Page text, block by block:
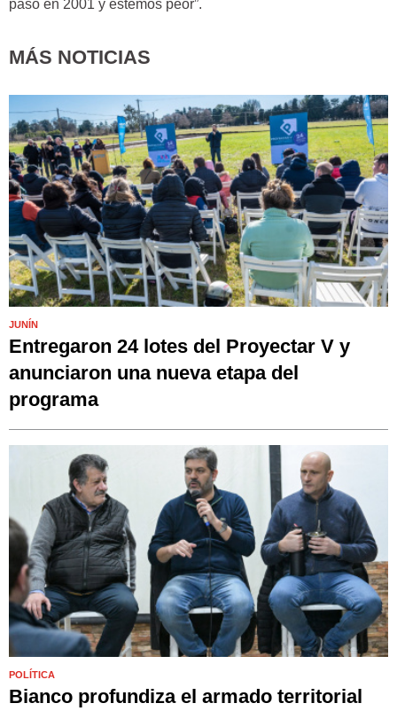
pasó en 2001 y estemos peor”.
MÁS NOTICIAS
JUNÍN
Entregaron 24 lotes del Proyectar V y
anunciaron una nueva etapa del
programa
POLÍTICA
Bianco profundiza el armado territorial